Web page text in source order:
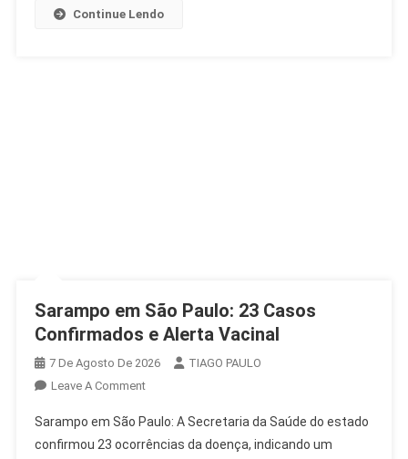
Continue Lendo
Sarampo em São Paulo: 23 Casos
Confirmados e Alerta Vacinal
7 De Agosto De 2026
TIAGO PAULO
Leave A CommentOn
Em
São
Sarampo em São Paulo: A Secretaria da Saúde do estado
confirmou 23 ocorrências da doença, indicando um